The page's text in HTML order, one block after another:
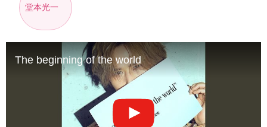
堂本光一
The beginning of the world